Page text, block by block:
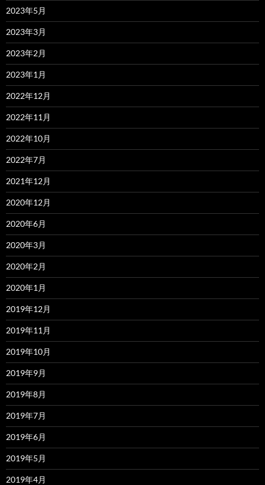
2023年5月
2023年3月
2023年2月
2023年1月
2022年12月
2022年11月
2022年10月
2022年7月
2021年12月
2020年12月
2020年6月
2020年3月
2020年2月
2020年1月
2019年12月
2019年11月
2019年10月
2019年9月
2019年8月
2019年7月
2019年6月
2019年5月
2019年4月